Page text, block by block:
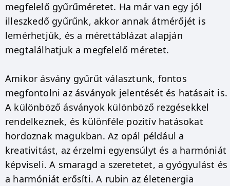
megfelelő gyűrűméretet. Ha már van egy jól
illeszkedő gyűrűnk, akkor annak átmérőjét is
lemérhetjük, és a mérettáblázat alapján
megtalálhatjuk a megfelelő méretet.
Amikor ásvány gyűrűt választunk, fontos
megfontolni az ásványok jelentését és hatásait is.
A különböző ásványok különböző rezgésekkel
rendelkeznek, és különféle pozitív hatásokat
hordoznak magukban. Az opál például a
kreativitást, az érzelmi egyensúlyt és a harmóniát
képviseli. A smaragd a szeretetet, a gyógyulást és
a harmóniát erősíti. A rubin az életenergia